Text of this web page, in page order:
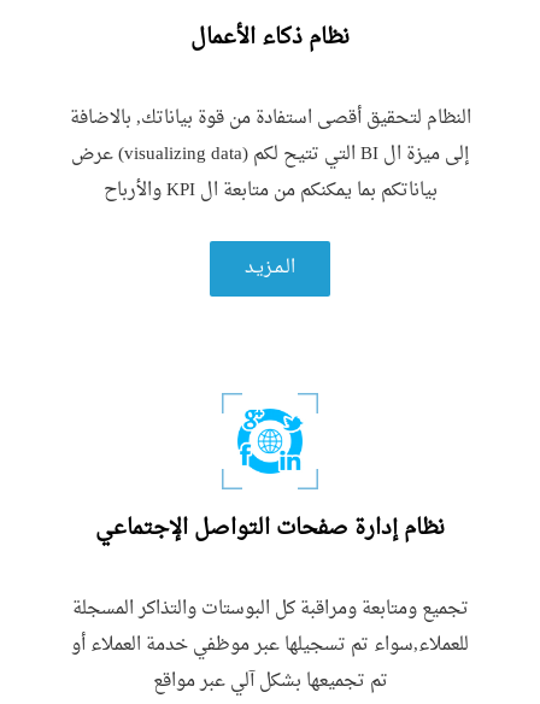
نظام ذكاء الأعمال
النظام لتحقیق أقصى استفادة من قوة بیاناتك, بالاضافة
إلى میزة ال BI التي تتیح لكم (visualizing data) عرض
بیاناتكم بما یمكنكم من متابعة ال KPI والأرباح
الـمـزيـد
نظام إدارة صفحات التواصل الإجتماعي
تجمیع ومتابعة ومراقبة كل البوستات والتذاكر المسجلة
للعملاء,سواء تم تسجیلھا عبر موظفي خدمة العملاء أو
تم تجمیعھا بشكل آلي عبر مواقع